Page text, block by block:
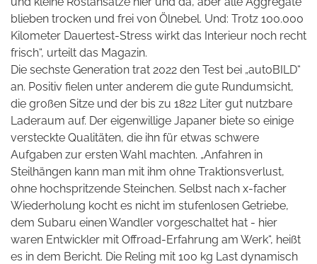
blieben trocken und frei von Ölnebel. Und: Trotz 100.000
Kilometer Dauertest-Stress wirkt das Interieur noch recht
frisch“, urteilt das Magazin.
Die sechste Generation trat 2022 den Test bei „autoBILD“
an. Positiv fielen unter anderem die gute Rundumsicht,
die großen Sitze und der bis zu 1822 Liter gut nutzbare
Laderaum auf. Der eigenwillige Japaner biete so einige
versteckte Qualitäten, die ihn für etwas schwere
Aufgaben zur ersten Wahl machten. „Anfahren in
Steilhängen kann man mit ihm ohne Traktionsverlust,
ohne hochspritzende Steinchen. Selbst nach x-facher
Wiederholung kocht es nicht im stufenlosen Getriebe,
dem Subaru einen Wandler vorgeschaltet hat - hier
waren Entwickler mit Offroad-Erfahrung am Werk“, heißt
es in dem Bericht. Die Reling mit 100 kg Last dynamisch